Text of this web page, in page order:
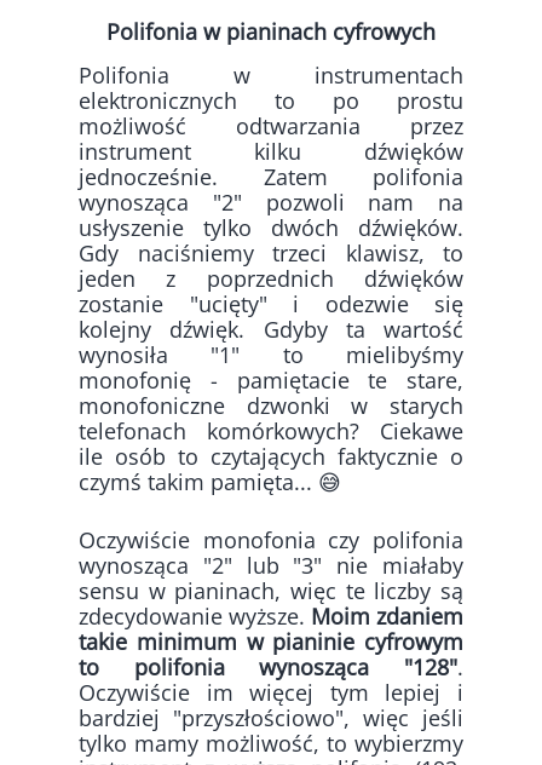
Polifonia w pianinach cyfrowych
Polifonia w instrumentach
elektronicznych to po prostu
możliwość odtwarzania przez
instrument kilku dźwięków
jednocześnie. Zatem polifonia
wynosząca "2" pozwoli nam na
usłyszenie tylko dwóch dźwięków.
Gdy naciśniemy trzeci klawisz, to
jeden z poprzednich dźwięków
zostanie "ucięty" i odezwie się
kolejny dźwięk. Gdyby ta wartość
wynosiła "1" to mielibyśmy
monofonię - pamiętacie te stare,
monofoniczne dzwonki w starych
telefonach komórkowych? Ciekawe
ile osób to czytających faktycznie o
czymś takim pamięta... 😅
Oczywiście monofonia czy polifonia
wynosząca "2" lub "3" nie miałaby
sensu w pianinach, więc te liczby są
zdecydowanie wyższe. Moim zdaniem
takie minimum w pianinie cyfrowym
to polifonia wynosząca "128".
Oczywiście im więcej tym lepiej i
bardziej "przyszłościowo", więc jeśli
tylko mamy możliwość, to wybierzmy